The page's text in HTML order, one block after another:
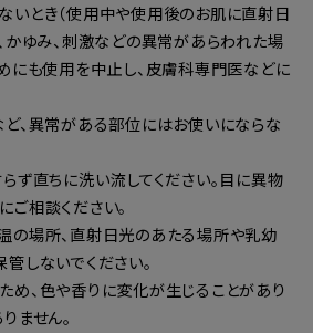
いとき（使用中や使用後のお肌に直射日
かゆみ、刺激などの異常があらわれた場
にも使用を中止し、皮膚科専門医などに
、異常がある部位にはお使いにならな
ず直ちに洗い流してください。目に異物
相談ください。
の場所、直射日光のあたる場所や乳幼
しないでください。
、色や香りに変化が生じることがあり
ません。